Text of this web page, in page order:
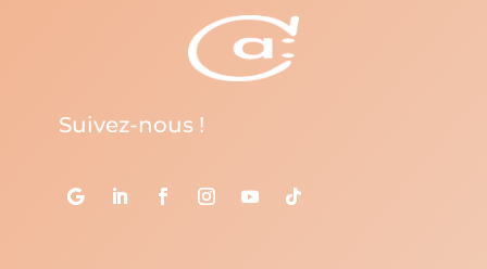
Suivez-nous !